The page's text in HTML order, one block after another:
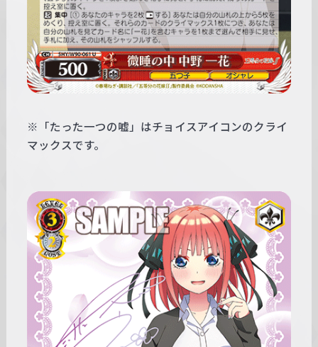
※「たった一つの嘘」はチョイスアイコンのクライ
マックスです。